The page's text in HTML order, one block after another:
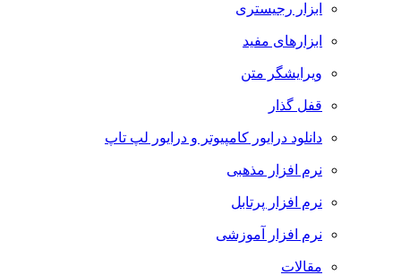
ابزار رجیستری
ابزارهای مفید
ویرایشگر متن
قفل گذار
دانلود درایور کامپیوتر و درایور لپ تاپ
نرم افزار مذهبی
نرم افزار پرتابل
نرم افزار آموزشی
مقالات